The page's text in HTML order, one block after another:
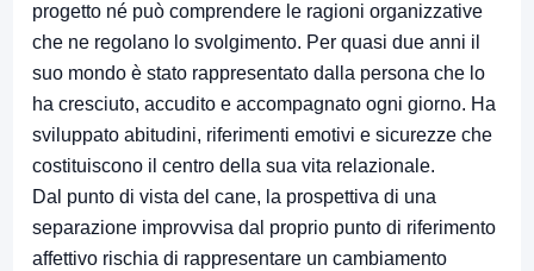
progetto né può comprendere le ragioni organizzative
che ne regolano lo svolgimento. Per quasi due anni il
suo mondo è stato rappresentato dalla persona che lo
ha cresciuto, accudito e accompagnato ogni giorno. Ha
sviluppato abitudini, riferimenti emotivi e sicurezze che
costituiscono il centro della sua vita relazionale.
Dal punto di vista del cane, la prospettiva di una
separazione improvvisa dal proprio punto di riferimento
affettivo rischia di rappresentare un cambiamento